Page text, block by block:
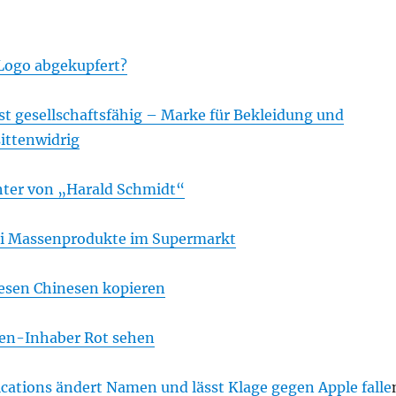
abgekupfert?
gesellschaftsfähig – Marke für Bekleidung und
von „Harald Schmidt“
Massenprodukte im Supermarkt
Chinesen kopieren
Inhaber Rot sehen
ändert Namen und lässt Klage gegen Apple falle